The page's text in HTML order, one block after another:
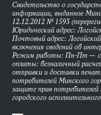
Свидетельство о
информации, выданное
12.12.2012 № 1593
Юридический адрес:
Почтовый адрес:
включения сведений об
Режим работы: Пн-Пт — с
оплаты: безналичный
отправки и доставки
потребителей Минского
защите прав потребителей
городского